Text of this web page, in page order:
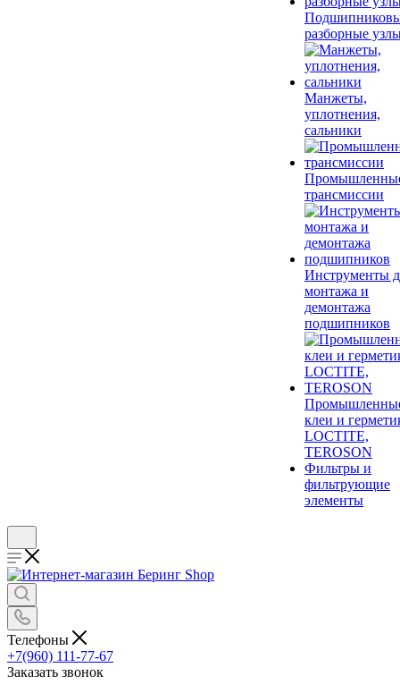
разборные
Манжеты,
уплотнения,
сальники
трансмиссии
Инструменты
монтажа и
демонтажа
подшипников
клеи и
LOCTITE,
TEROSON
Фильтры и
фильтрующие
элементы
Телефоны
+7(960) 111-77-67
Заказать звонок